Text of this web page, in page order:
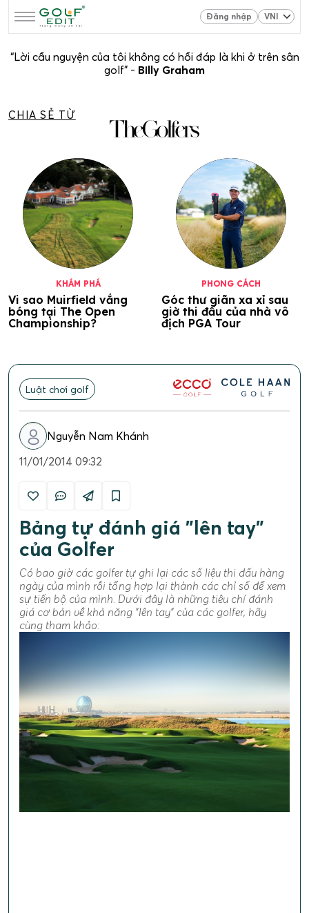
Đăng nhập
“Lời cầu nguyện của tôi không có hồi đáp là khi ở trên sân
golf” - Billy Graham
CHIA SẺ TỪ
KHÁM PHÁ
Vi sao Muirfield vắng
bóng tại The Open
Championship?
PHONG CÁCH
Góc thư giãn xa xỉ sau
giờ thi đấu của nhà vô
địch PGA Tour
Luật chơi golf
Nguyễn Nam Khánh
11/01/2014 09:32
Bảng tự đánh giá "lên tay"
của Golfer
Có bao giờ các golfer tự ghi lại các số liệu thi đấu hàng
ngày của mình rồi tổng hợp lại thành các chỉ số để xem
sự tiến bộ của mình. Dưới đây là những tiêu chí đánh
giá cơ bản về khả năng "lên tay" của các golfer, hãy
cùng tham khảo: